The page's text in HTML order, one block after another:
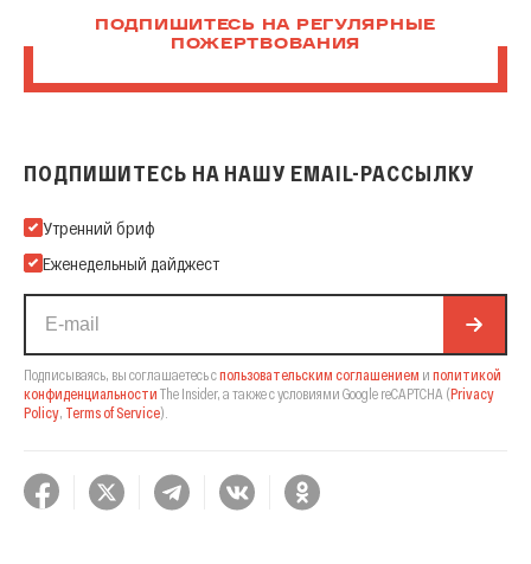
ПОДПИШИТЕСЬ НА РЕГУЛЯРНЫЕ
ПОЖЕРТВОВАНИЯ
ПОДПИШИТЕСЬ НА НАШУ EMAIL-РАССЫЛКУ
Подпишитесь на нашу Email-рассылку
Утренний бриф
Еженедельный дайджест
Подписываясь, вы соглашаетесь спользовательским соглашением и политикой
конфиденциальности The Insider, а также с условиями Google reCAPTCHA (Privacy
Policy Terms of Service).